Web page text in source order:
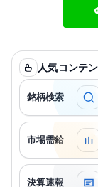
人気コンテ
銘柄検索
市場需給
決算速報